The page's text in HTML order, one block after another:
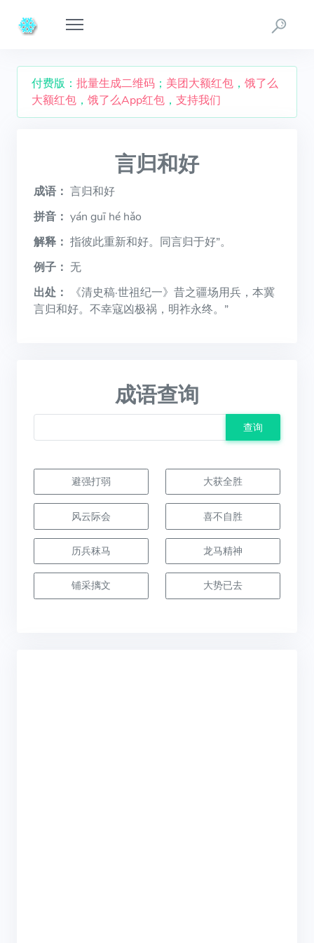
付费版： 批量生成二维码 ； 美团大额红包 ， 饿了么
大额红包 ， 饿了么App红包 ， 支持我们
言归和好
成语： 言归和好
拼音： yán guī hé hǎo
解释： 指彼此重新和好。同言归于好”。
例子： 无
出处：
《清史稿·世祖纪一》昔之疆场用兵，本冀
言归和好。不幸寇凶极祸，明祚永终。”
成语查询
查询
避强打弱 大获全胜
风云际会 喜不自胜
历兵秣马 龙马精神
铺采摛文 大势已去